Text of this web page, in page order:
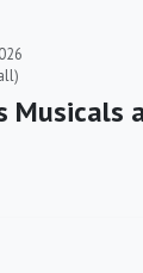
Musicals